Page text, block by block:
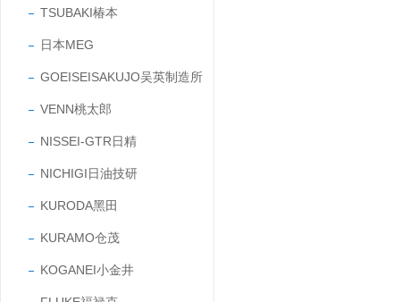
TSUBAKI椿本
日本MEG
GOEISEISAKUJO吴英制造所
VENN桃太郎
NISSEI-GTR日精
NICHIGI日油技研
KURODA黑田
KURAMO仓茂
KOGANEI小金井